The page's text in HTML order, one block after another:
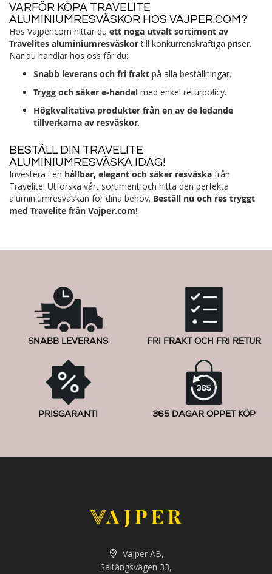
VARFÖR KÖPA TRAVELITE
ALUMINIUMRESVÄSKOR HOS VAJPER.COM?
Hos Vajper.com hittar du ett noga utvalt sortiment av
Travelites aluminiumresväskortill konkurrenskraftiga priser.
När du handlar hos oss får du:
Snabb leverans och fri frakt på alla beställningar.
Trygg och säker e-handel med enkel returpolicy.
Högkvalitativa produkter från en av de ledande
tillverkarna av resväskor.
BESTÄLL DIN TRAVELITE
ALUMINIUMRESVÄSKA IDAG!
Investera i en hållbar, elegant och säker resväska från
Travelite. Utforska vårt sortiment och hitta den perfekta
aluminiumresväskan för dina behov. Beställ nu och res tryggt
med Travelite från Vajper.com!
SNABB LEVERANS FRI FRAKT OCH FRI RETUR
PRISGARANTI 365 DAGAR ÖPPET KÖP
Vajper AB,
Saltängsvägen 33,